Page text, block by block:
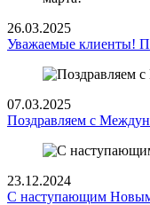
26.03.2025
Уважаемые клиенты!
07.03.2025
Поздравляем с
23.12.2024
С наступающим